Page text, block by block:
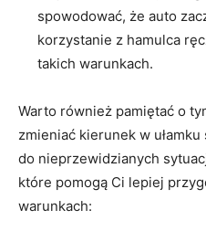
spowodować, że auto
korzystanie z ​hamulca
takich warunkach.
Warto⁢ również pamiętać o
zmieniać ​kierunek ​w
do ​nieprzewidzianych
które pomogą Ci lepiej
warunkach: